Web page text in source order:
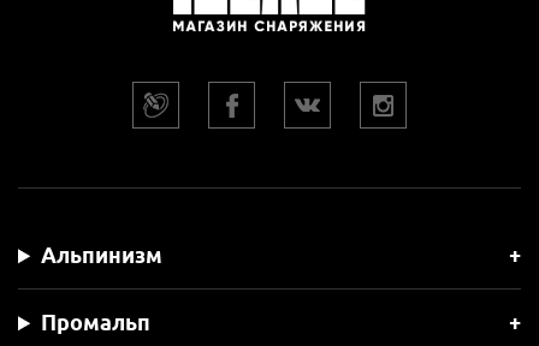
Альпинизм
Промальп